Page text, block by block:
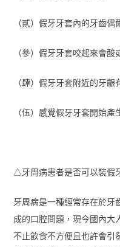
（貳）假牙牙套內的牙齒偶
（參）假牙牙套咬起來會
（肆）假牙牙套附近的牙齦
（伍）感覺假牙牙套開始產
△牙周病患者是否可以裝假
牙周病是一種經常存在於牙
成的口腔問題，現今國內大
不止飲食不方便且也許會引